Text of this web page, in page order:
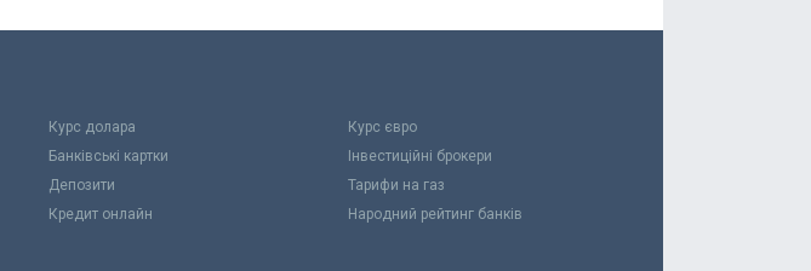
Курс долара
Курс євро
Банківські картки
Інвестиційні брокери
Депозити
Тарифи на газ
Кредит онлайн
Народний рейтинг банків